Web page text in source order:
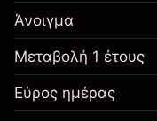
Άνοιγμα
Μεταβολή 1 έτους
Εύρος ημέρας